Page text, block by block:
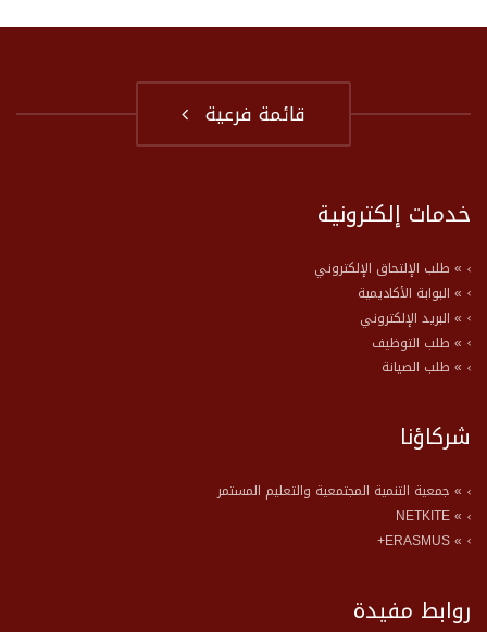
قائمة فرعية
خدمات إلكترونية
» طلب الإلتحاق الإلكتروني
» البوابة الأكاديمية
» البريد الإلكتروني
» طلب التوظيف
» طلب الصيانة
شركاؤنا
» جمعية التنمية المجتمعية والتعليم المستمر
» NETKITE
» ERASMUS+
روابط مفيدة